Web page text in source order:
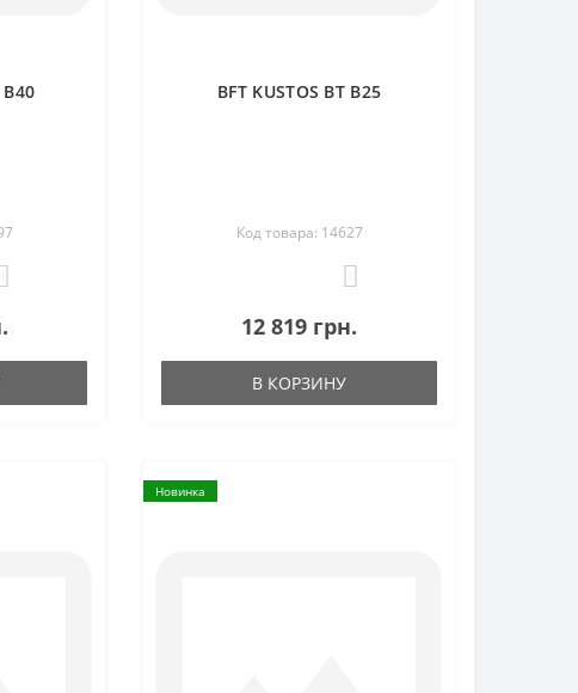
B40 BFT KUSTOS BT B25
Код товара: 14627
12 819 грн.
В КОРЗИНУ
Новинка